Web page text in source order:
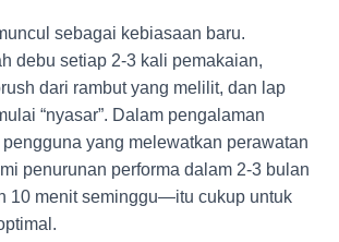
sebagai kebiasaan baru.
debu setiap 2-3 kali pemakaian,
dari rambut yang melilit, dan lap
“nyasar”. Dalam pengalaman
yang melewatkan perawatan
penurunan performa dalam 2-3 bulan
10 menit seminggu—itu cukup untuk